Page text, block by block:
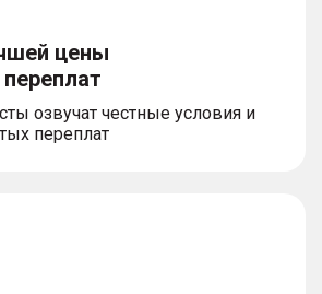
цены
озвучат честные условия и
переплат